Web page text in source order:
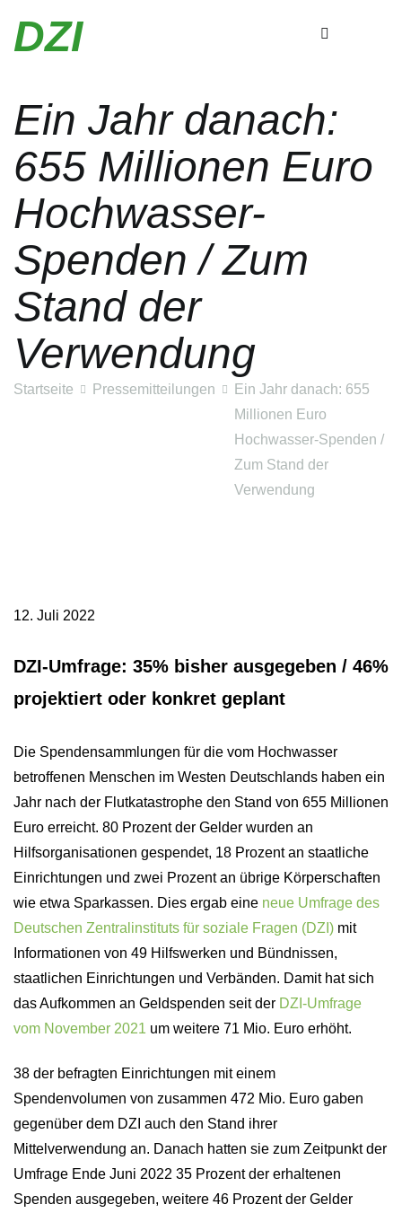
InhaltDZI
Ein Jahr danach:
655 Millionen Euro
Hochwasser-
Spenden / Zum
Stand der
Verwendung
Startseite Pressemitteilungen
Ein Jahr danach: 655
Millionen Euro
Hochwasser-Spenden /
Zum Stand der
Verwendung
12. Juli 2022
DZI-Umfrage: 35% bisher ausgegeben / 46%
projektiert oder konkret geplant
Die Spendensammlungen für die vom Hochwasser
betroffenen Menschen im Westen Deutschlands haben ein
Jahr nach der Flutkatastrophe den Stand von 655 Millionen
Euro erreicht. 80 Prozent der Gelder wurden an
Hilfsorganisationen gespendet, 18 Prozent an staatliche
Einrichtungen und zwei Prozent an übrige Körperschaften
wie etwa Sparkassen. Dies ergab eine neue Umfrage des
Deutschen Zentralinstituts für soziale Fragen (DZI) mit
Informationen von 49 Hilfswerken und Bündnissen,
staatlichen Einrichtungen und Verbänden. Damit hat sich
das Aufkommen an Geldspenden seit der DZI-Umfrage
vom November 2021 um weitere 71 Mio. Euro erhöht.
38 der befragten Einrichtungen mit einem
Spendenvolumen von zusammen 472 Mio. Euro gaben
gegenüber dem DZI auch den Stand ihrer
Mittelverwendung an. Danach hatten sie zum Zeitpunkt der
Umfrage Ende Juni 2022 35 Prozent der erhaltenen
Spenden ausgegeben, weitere 46 Prozent der Gelder